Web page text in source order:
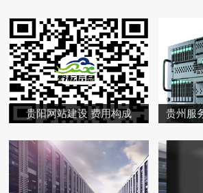
贵阳网站建设 费用构成 贵州服